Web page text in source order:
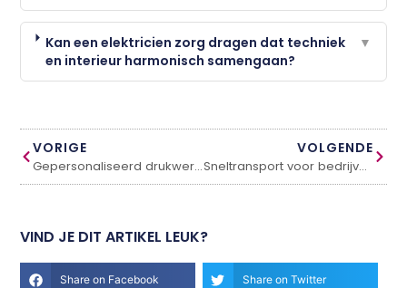
Kan een elektricien zorg dragen dat techniek
en interieur harmonisch samengaan?
▼
VORIGE
Gepersonaliseerd drukwerk voor elke gelegenheid
VOLGENDE
Sneltransport voor bedrijven die geen tijd te verliezen hebben
VIND JE DIT ARTIKEL LEUK?
Share on Facebook Share on Twitter